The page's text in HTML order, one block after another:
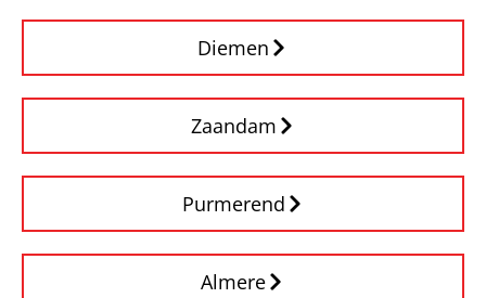
Diemen
Zaandam
Purmerend
Almere